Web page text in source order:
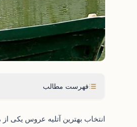
فهرست مطالب
انتخاب بهترین آتلیه عروس یکی